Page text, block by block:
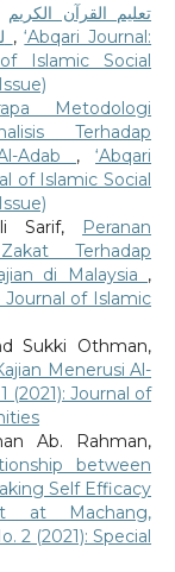
تعليم القرآن الكريم
,‘Abqari Journal:
Islamic Social
Metodologi
Terhadap
Adab ,‘Abqari
of Islamic Social
Sarif,
Peranan
Terhadap
di Malaysia ,
Journal of Islamic
Sukki Othman,
Menerusi Al-
(2021): Journal of
Ab. Rahman,
between
Self Efficacy
at Machang,
2 (2021): Special